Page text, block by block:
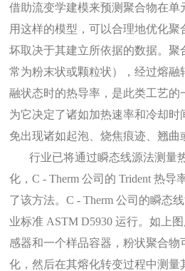
借助流变学建模来预测聚合物在单
用这样的模型，可以合理地优化聚
坏取决于其建立所依据的数据。聚
常为粉末状或颗粒状），经过熔融
融状态时的热导率，是此类工艺的
为它决定了诸如加热速率和冷却时
免出现诸如起泡、烧焦痕迹、翘曲
行业已将通过瞬态线源法测量
化，C - Therm 公司的 Trident热导
了该方法。C - Therm 公司的瞬态
业标准 ASTM D5930 运行。如上
感器和一个样品容器，粉状聚合物
化，然后在其熔化转变过程中测量